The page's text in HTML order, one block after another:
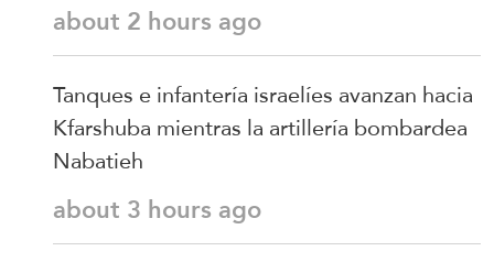
about 2 hours ago
Tanques e infantería israelíes avanzan hacia
Kfarshuba mientras la artillería bombardea
Nabatieh
about 3 hours ago